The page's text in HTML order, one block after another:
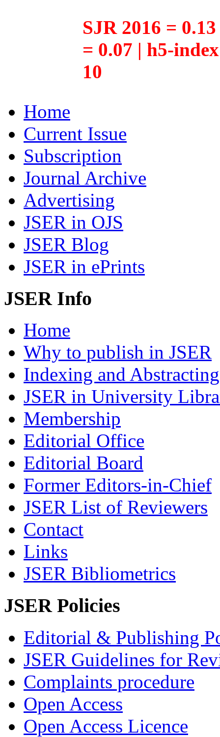
SJR 2016 =
= 0.07 | h5-
10
Home
Current Issue
Subscription
Journal Archive
Advertising
JSER in OJS
JSER Blog
JSER in ePrints
JSER Info
Home
Why to publish in JSER
Indexing and Abstracting
JSER in University
Membership
Editorial Office
Editorial Board
Former Editors-in-Chief
JSER List of Reviewers
Contact
Links
JSER Bibliometrics
JSER Policies
Editorial & Publishing
JSER Guidelines for
Complaints procedure
Open Access
Open Access Licence